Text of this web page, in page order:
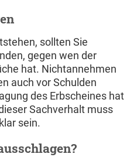
sollten Sie
gegen wen der
hat. Nichtannehmen
auch vor Schulden
des Erbscheines hat
Sachverhalt muss
sein.